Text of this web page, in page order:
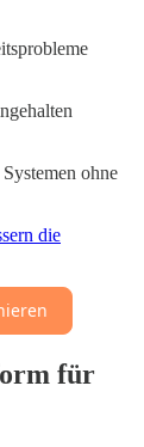
ohne
die
für